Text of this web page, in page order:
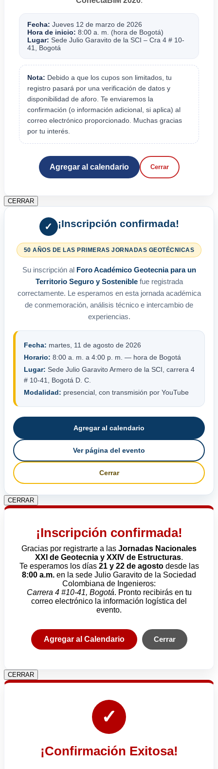
Fecha: Jueves 12 de marzo de 2026
Hora de inicio: 8:00 a. m. (hora de Bogotá)
Lugar: Sede Julio Garavito de la SCI – Cra 4 # 10-
41, Bogotá
Nota: Debido a que los cupos son limitados, tu
registro pasará por una verificación de datos y
disponibilidad de aforo. Te enviaremos la
confirmación (o información adicional, si aplica) al
correo electrónico proporcionado. Muchas gracias
por tu interés.
Agregar al calendario Cerrar
CERRAR
✓ ¡Inscripción confirmada!
50 AÑOS DE LAS PRIMERAS JORNADAS GEOTÉCNICAS
Su inscripción al Foro Académico Geotecnia para un
Territorio Seguro y Sosteniblefue registrada
correctamente. Le esperamos en esta jornada académica
de conmemoración, análisis técnico e intercambio de
experiencias.
Fecha: martes, 11 de agosto de 2026
Horario: 8:00 a. m. a 4:00 p. m. — hora de Bogotá
Lugar: Sede Julio Garavito Armero de la SCI, carrera 4
# 10-41, Bogotá D. C.
Modalidad: presencial, con transmisión por YouTube
Agregar al calendario
Ver página del evento
Cerrar
CERRAR
¡Inscripción confirmada!
Gracias por registrarte a las Jornadas Nacionales
XXI de Geotecnia y XXIV de Estructuras.
Te esperamos los días 21 y 22 de agostodesde las
8:00 a.m. en la sede Julio Garavito de la Sociedad
Colombiana de Ingenieros:
Carrera 4 #10-41, Bogotá. Pronto recibirás en tu
correo electrónico la información logística del
evento.
Agregar al Calendario Cerrar
CERRAR
✓
¡Confirmación Exitosa!